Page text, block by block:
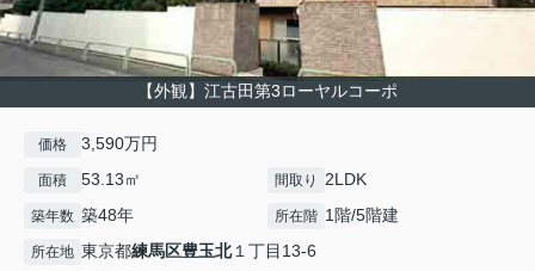
【外観】江古田第3ローヤルコーポ
価格 3,590万円
面積 53.13㎡ 間取り 2LDK
築年数 築48年 所在階 1階/5階建
所在地 東京都練馬区豊玉北１丁目13-6